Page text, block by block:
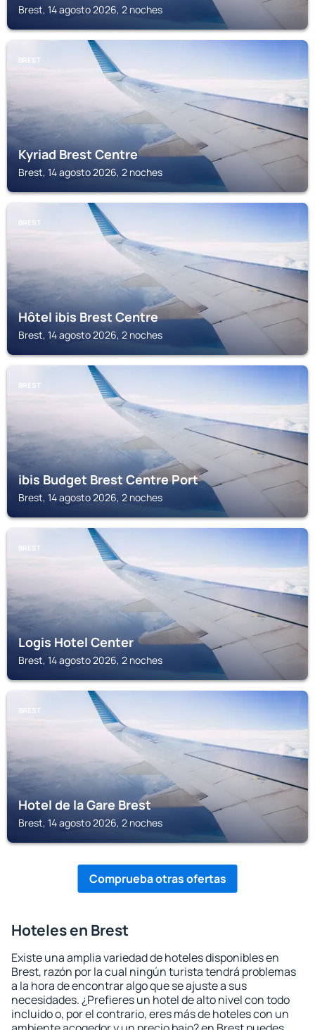
Brest, 14 agosto 2026, 2 noches
BREST
Kyriad Brest Centre
Brest, 14 agosto 2026, 2 noches
BREST
Hôtel ibis Brest Centre
Brest, 14 agosto 2026, 2 noches
BREST
ibis Budget Brest Centre Port
Brest, 14 agosto 2026, 2 noches
BREST
Logis Hotel Center
Brest, 14 agosto 2026, 2 noches
BREST
Hotel de la Gare Brest
Brest, 14 agosto 2026, 2 noches
Comprueba otras ofertas
Hoteles en Brest
Existe una amplia variedad de hoteles disponibles en
Brest, razón por la cual ningún turista tendrá problemas
a la hora de encontrar algo que se ajuste a sus
necesidades. ¿Prefieres un hotel de alto nivel con todo
incluido o, por el contrario, eres más de hoteles con un